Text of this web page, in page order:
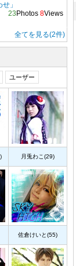
」
23 Photos 8Views
全てを見る(2件)
ユーザー
月兎わこ(29)
佐倉けいと(55)